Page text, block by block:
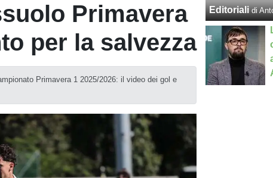
Primavera
per la salvezza
Primavera 1 2025/2026: il video dei gol e
Editoriali di